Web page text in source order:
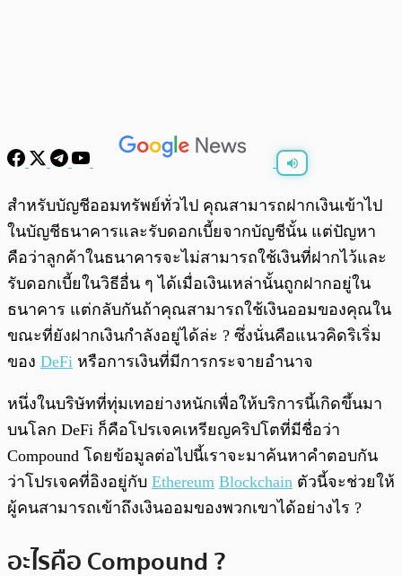
พร้อมเล่น 0:00/ 0:00
สำหรับบัญชีออมทรัพย์ทั่วไป คุณสามารถฝากเงินเข้าไป
ในบัญชีธนาคารและรับดอกเบี้ยจากบัญชีนั้น แต่ปัญหา
คือว่าลูกค้าในธนาคารจะไม่สามารถใช้เงินที่ฝากไว้และ
รับดอกเบี้ยในวิธีอื่น ๆ ได้เมื่อเงินเหล่านั้นถูกฝากอยู่ใน
ธนาคาร แต่กลับกันถ้าคุณสามารถใช้เงินออมของคุณใน
ขณะที่ยังฝากเงินกำลังอยู่ได้ล่ะ ? ซึ่งนั่นคือแนวคิดริเริ่ม
ของ DeFi หรือการเงินที่มีการกระจายอำนาจ
หนึ่งในบริษัทที่ทุ่มเทอย่างหนักเพื่อให้บริการนี้เกิดขึ้นมา
บนโลก DeFi ก็คือโปรเจคเหรียญคริปโตที่มีชื่อว่า
Compound โดยข้อมูลต่อไปนี้เราจะมาค้นหาคำตอบกัน
ว่าโปรเจคที่อิงอยู่กับ Ethereum Blockchain ตัวนี้จะช่วยให้
ผู้คนสามารถเข้าถึงเงินออมของพวกเขาได้อย่างไร ?
อะไรคือ Compound ?